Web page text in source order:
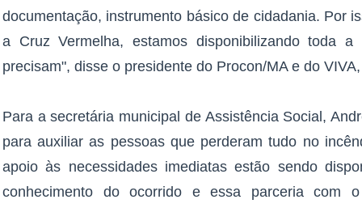
documentação, instrumento básico de cidadania. Por
a Cruz Vermelha, estamos disponibilizando toda
precisam", disse o presidente do Procon/MA e do
Para a secretária municipal de Assistência Social,
para auxiliar as pessoas que perderam tudo no
apoio às necessidades imediatas estão sendo
conhecimento do ocorrido e essa parceria com